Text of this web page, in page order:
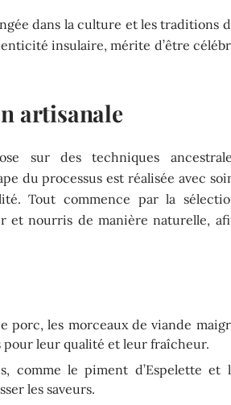
dans la culture et les traditions
insulaire, mérite d’être
artisanale
sur des techniques
du processus est réalisée avec
Tout commence par la
et nourris de manière naturelle,
porc, les morceaux de viande
pour leur qualité et leur fraîcheur.
comme le piment d’Espelette et
les saveurs.